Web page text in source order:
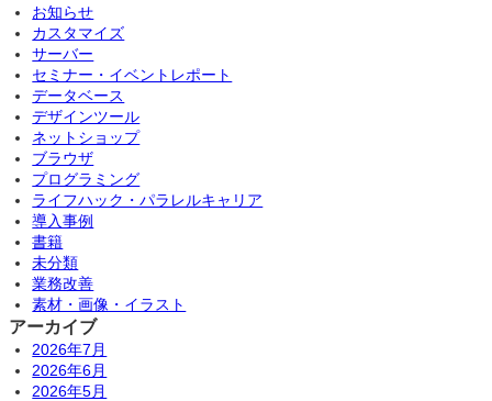
お知らせ
カスタマイズ
サーバー
セミナー・イベントレポート
データベース
デザインツール
ネットショップ
ブラウザ
プログラミング
ライフハック・パラレルキャリア
導入事例
書籍
未分類
業務改善
素材・画像・イラスト
アーカイブ
2026年7月
2026年6月
2026年5月